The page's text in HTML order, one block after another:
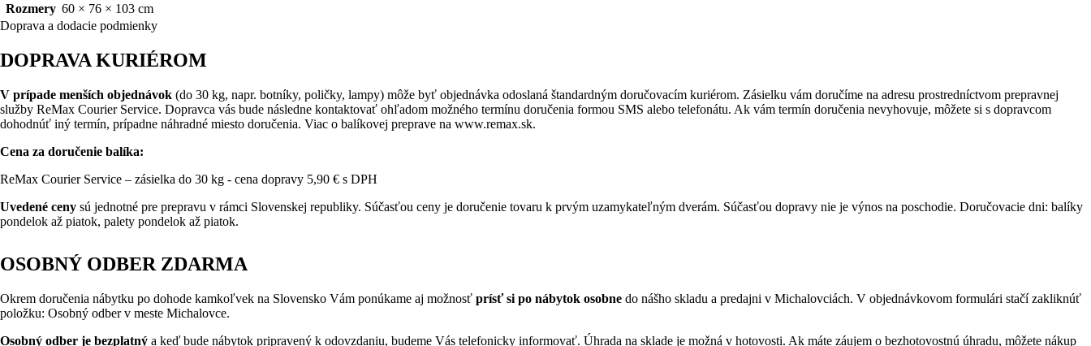
Rozmery 60 × 76 × 103 cm
Doprava a dodacie podmienky
DOPRAVA KURIÉROM
V prípade menších objednávok (do 30 kg, napr. botníky, poličky, lampy) môže byť objednávka odoslaná štandardným doručovacím kuriérom. Zásielku vám doručíme na adresu prostredníctvom prepravnej
služby ReMax Courier Service. Dopravca vás bude následne kontaktovať ohľadom možného termínu doručenia formou SMS alebo telefonátu. Ak vám termín doručenia nevyhovuje, môžete si s dopravcom
dohodnúť iný termín, prípadne náhradné miesto doručenia. Viac o balíkovej preprave na www.remax.sk.
Cena za doručenie balíka:
ReMax Courier Service – zásielka do 30 kg - cena dopravy 5,90 € s DPH
Uvedené ceny sú jednotné pre prepravu v rámci Slovenskej republiky. Súčasťou ceny je doručenie tovaru k prvým uzamykateľným dverám. Súčasťou dopravy nie je výnos na poschodie. Doručovacie dni: balíky
pondelok až piatok, palety pondelok až piatok.
OSOBNÝ ODBER ZDARMA
Okrem doručenia nábytku po dohode kamkoľvek na Slovensko Vám ponúkame aj možnosť prísť si po nábytok osobne do nášho skladu a predajni v Michalovciách. V objednávkovom formulári stačí zakliknúť
položku: Osobný odber v meste Michalovce.
Osobný odber je bezplatný a keď bude nábytok pripravený k odovzdaniu, budeme Vás telefonicky informovať. Úhrada na sklade je možná v hotovosti. Ak máte záujem o bezhotovostnú úhradu, môžete nákup